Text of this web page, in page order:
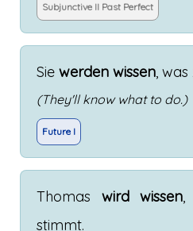
Subjunctive II Past Perfect
Sie werden wissen, was
(They'll know what to do.)
Future I
Thomas wird wissen,
stimmt.